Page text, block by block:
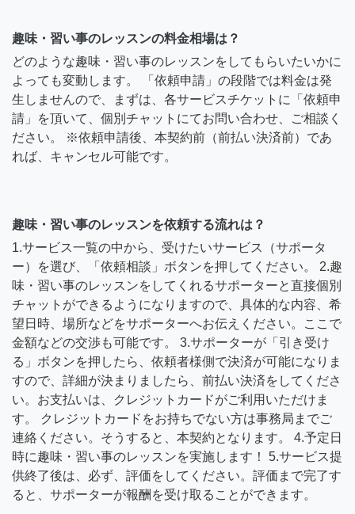
趣味・習い事のレッスンの料金相場は？
どのような趣味・習い事のレッスンをしてもらいたいかに
よっても変動します。 「依頼申請」の段階では料金は発
生しませんので、まずは、各サービスチケットに「依頼申
請」を頂いて、個別チャットにてお問い合わせ、ご相談く
ださい。 ※依頼申請後、本契約前（前払い決済前）であ
れば、キャンセル可能です。
趣味・習い事のレッスンを依頼する流れは？
1.サービス一覧の中から、受けたいサービス（サポータ
ー）を選び、「依頼相談」ボタンを押してください。 2.趣
味・習い事のレッスンをしてくれるサポーターと直接個別
チャットができるようになりますので、具体的な内容、希
望日時、場所などをサポーターへお伝えください。ここで
金額などの交渉も可能です。 3.サポーターが「引き受け
る」ボタンを押したら、依頼者様側で決済が可能になりま
すので、詳細が決まりましたら、前払い決済をしてくださ
い。お支払いは、クレジットカードがご利用いただけま
す。 クレジットカードをお持ちでない方は事務局までご
連絡ください。そうすると、本契約となります。 4.予定日
時に趣味・習い事のレッスンを実施します！ 5.サービス提
供終了後は、必ず、評価をしてください。評価まで完了す
ると、サポーターが報酬を受け取ることができます。